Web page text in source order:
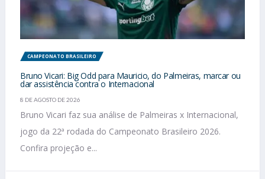
CAMPEONATO BRASILEIRO
Bruno Vicari: Big Odd para Mauricio, do Palmeiras, marcar ou
dar assistência contra o Internacional
8 DE AGOSTO DE 2026
Bruno Vicari faz sua análise de Palmeiras x Internacional,
jogo da 22ª rodada do Campeonato Brasileiro 2026.
Confira projeção e...